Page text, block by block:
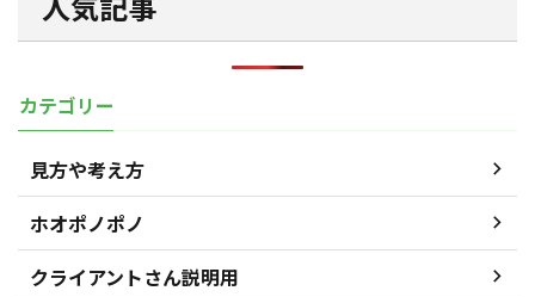
カテゴリー
見方や考え方
ホオポノポノ
クライアントさん説明用